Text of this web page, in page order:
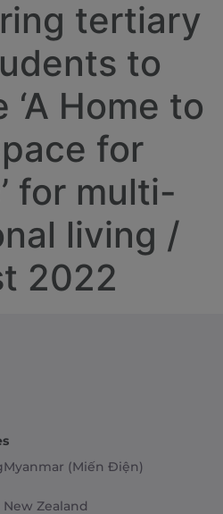
tertiary
to
‘A Home to
for
for multi-
living /
2022
Myanmar (Miến Điện)
New Zealand